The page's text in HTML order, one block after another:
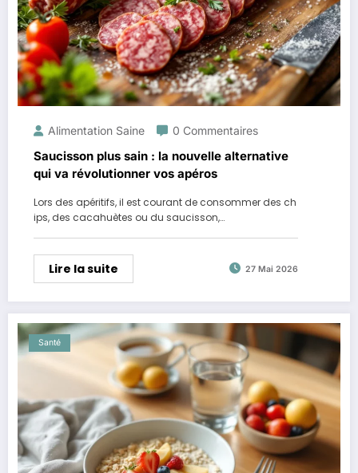
Alimentation Saine 0 Commentaires
Saucisson plus sain : la nouvelle alternative
qui va révolutionner vos apéros
Lors des apéritifs, il est courant de consommer des ch
ips, des cacahuètes ou du saucisson,…
Lire la suite 27 Mai 2026
Santé